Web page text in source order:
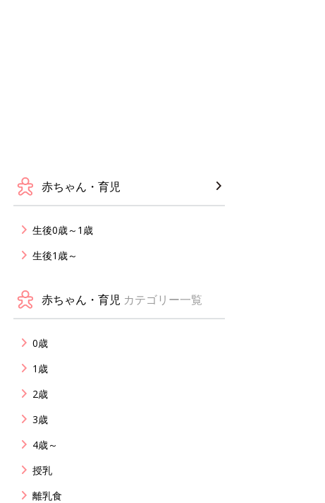
赤ちゃん・育児
生後0歳～1歳
生後1歳～
赤ちゃん・育児 カテゴリー一覧
0歳
1歳
2歳
3歳
4歳～
授乳
離乳食